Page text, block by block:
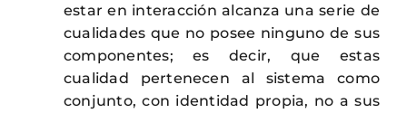
estar en interacción alcanza una serie de
cualidades que no posee ninguno de sus
componentes; es decir, que estas
cualidad pertenecen al sistema como
conjunto, con identidad propia, no a sus